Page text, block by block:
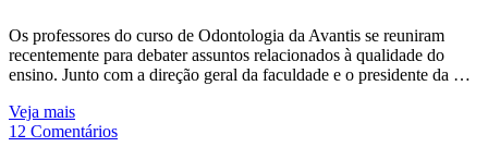
Os professores do curso de Odontologia da Avantis se reuniram
recentemente para debater assuntos relacionados à qualidade do
ensino. Junto com a direção geral da faculdade e o presidente da …
Veja mais
12 Comentários